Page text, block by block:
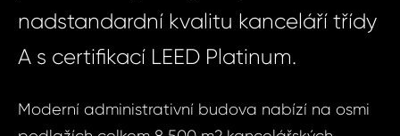
nadstandardní kvalitu kanceláří třídy
A s certifikací LEED Platinum.
Moderní administrativní budova nabízí na osmi